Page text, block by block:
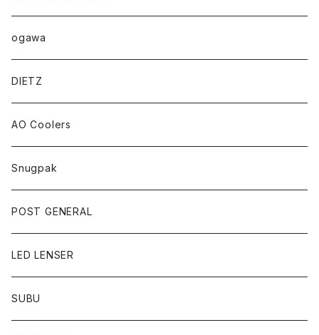
ogawa
DIETZ
AO Coolers
Snugpak
POST GENERAL
LED LENSER
SUBU